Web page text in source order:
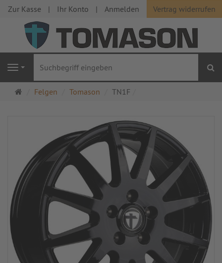
Vertrag widerrufen
Zur Kasse Ihr Konto Anmelden
Navigation
Startseite
Felgen Tomason TN1F